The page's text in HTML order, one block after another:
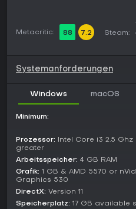
Seit dem Release 2016 kamen
Storm mit Klimamechaniken
der New Frontier Pass mit
Stand 2026 läuft das Spiel
Strategie-Elemente für
Lohnt es sich?
Planung und Anpassung
Mechaniken und hohe
Zivilisationen und Siegespfade
Die Community lobt die Tiefe,
Metacritic und in App-Stores,
hervorheben. Perfekt für
Metacritic: 88 7.2 Steam:
Systemanforderungen
Windows macOS
Minimum:
Prozessor: Intel Core i3 2.5
greater
Arbeitsspeicher: 4 GB RAM
Grafik: 1 GB & AMD 5570 or
Graphics 530
DirectX: Version 11
Speicherplatz: 17 GB available